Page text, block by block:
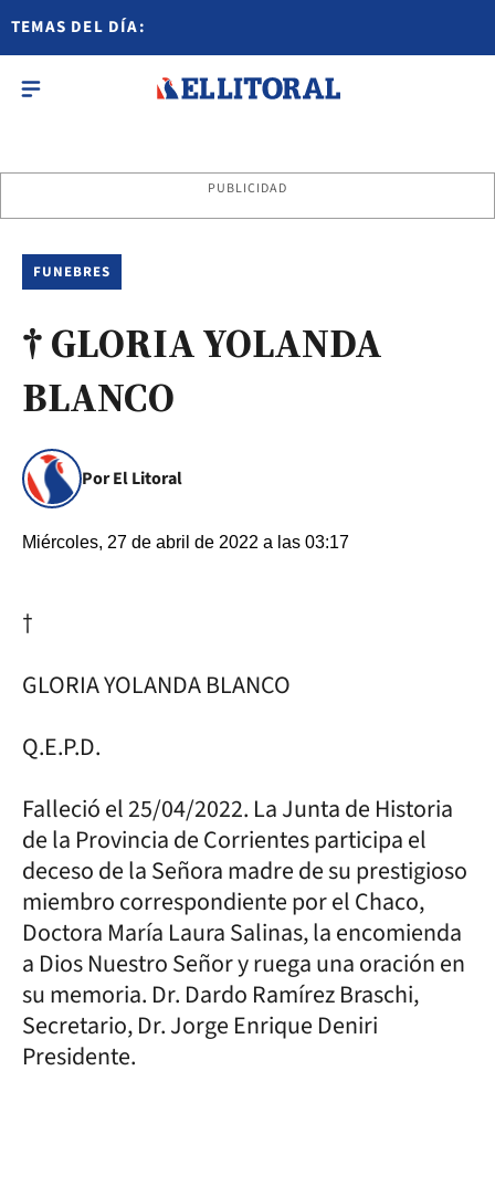
TEMAS DEL DÍA:
PUBLICIDAD
FUNEBRES
† GLORIA YOLANDA
BLANCO
Por El Litoral
Miércoles, 27 de abril de 2022 a las 03:17
†
GLORIA YOLANDA BLANCO
Q.E.P.D.
Falleció el 25/04/2022. La Junta de Historia
de la Provincia de Corrientes participa el
deceso de la Señora madre de su prestigioso
miembro correspondiente por el Chaco,
Doctora María Laura Salinas, la encomienda
a Dios Nuestro Señor y ruega una oración en
su memoria. Dr. Dardo Ramírez Braschi,
Secretario, Dr. Jorge Enrique Deniri
Presidente.